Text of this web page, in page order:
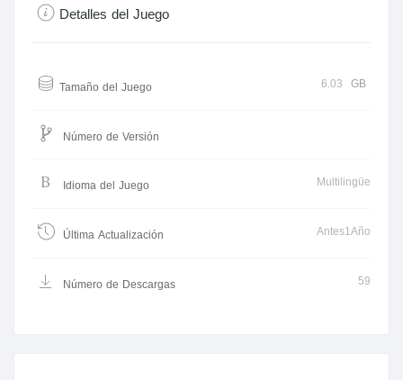
Detalles del Juego
Tamaño del Juego 6.03 GB
Número de Versión
Idioma del Juego Multilingüe
Última Actualización Antes1Año
Número de Descargas 59